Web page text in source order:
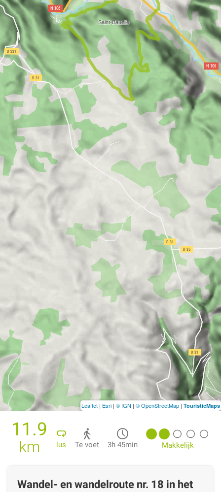
11.9
km lus Te voet 3h 45min Makkelijk
Wandel- en wandelroute nr. 18 in het
Leaflet | Esri | © IGN | © OpenStreetMap | TouristicMaps